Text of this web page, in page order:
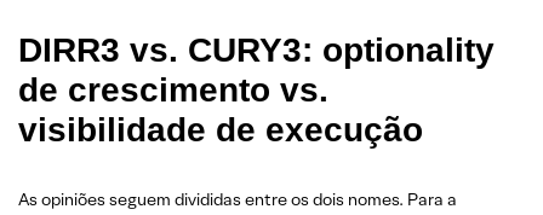
DIRR3 vs. CURY3: optionality
de crescimento vs.
visibilidade de execução
As opiniões seguem divididas entre os dois nomes. Para a